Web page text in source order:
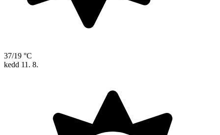
37/19 °C
kedd 11. 8.